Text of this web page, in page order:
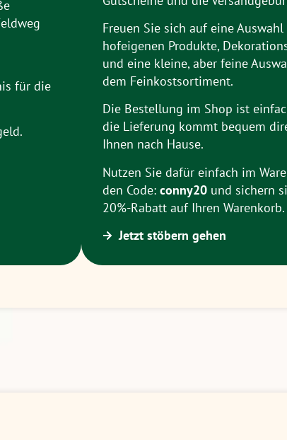
für die
Freuen Sie sich auf eine
hofeigenen Produkte,
und eine kleine, aber feine
dem Feinkostsortiment.
Die Bestellung im Shop ist
die Lieferung kommt bequem
Ihnen nach Hause.
Nutzen Sie dafür einfach im
den Code: conny20 und sichern
20%-Rabatt auf Ihren Warenkorb.
Jetzt stöbern gehen